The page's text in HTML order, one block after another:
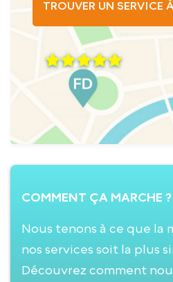
TROUVER UN SERVICE
COMMENT ÇA MARCHE ?
Nous tenons à ce que la
nos services soit la plus
Découvrez comment